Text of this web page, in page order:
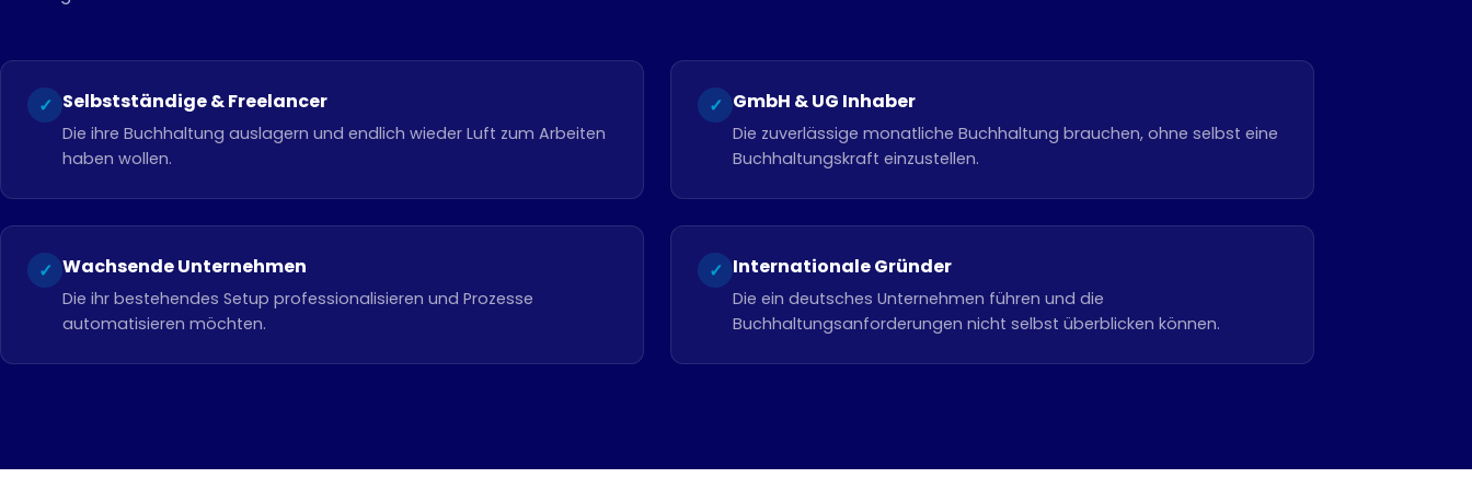
✓ Selbstständige & Freelancer
Die ihre Buchhaltung auslagern und endlich wieder Luft zum Arbeiten
haben wollen.
✓ GmbH & UG Inhaber
Die zuverlässige monatliche Buchhaltung brauchen, ohne selbst eine
Buchhaltungskraft einzustellen.
✓ Wachsende Unternehmen
Die ihr bestehendes Setup professionalisieren und Prozesse
automatisieren möchten.
✓ Internationale Gründer
Die ein deutsches Unternehmen führen und die
Buchhaltungsanforderungen nicht selbst überblicken können.